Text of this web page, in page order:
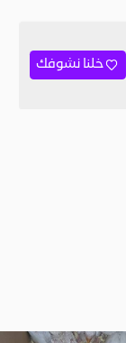
خلنا نشوفك